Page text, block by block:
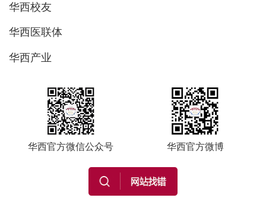
华西校友
华西医联体
华西产业
华西官方微信公众号 华西官方微博